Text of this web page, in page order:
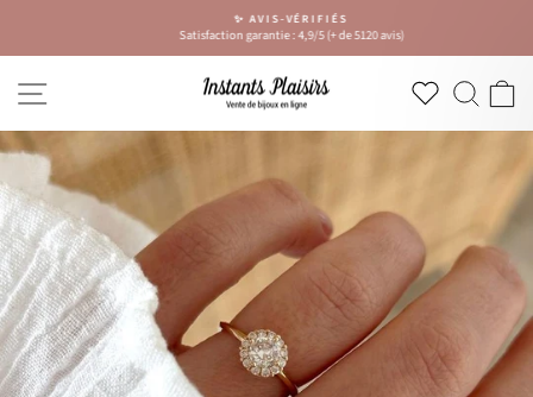
contenu
Diaporama
Pause
✨ AVIS-VÉRIFIÉS
Satisfaction garantie : 4,9/5 (+ de 5120 avis)